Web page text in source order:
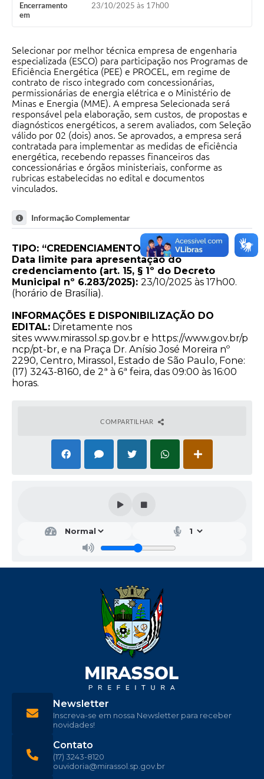
Encerramento
em
23/10/2025 às 17h00
Selecionar por melhor técnica empresa de engenharia
especializada (ESCO) para participação nos Programas de
Eficiência Energética (PEE) e PROCEL, em regime de
contrato de risco integrado com concessionárias,
permissionárias de energia elétrica e o Ministério de
Minas e Energia (MME). A empresa Selecionada será
responsável pela elaboração, sem custos, de propostas e
diagnósticos energéticos, a serem avaliados, com Seleção
válido por 02 (dois) anos. Se aprovados, a empresa será
contratada para implementar as medidas de eficiência
energética, recebendo repasses financeiros das
concessionárias e órgãos ministeriais, conforme as
rubricas estabelecidas no edital e documentos
vinculados.
Informação Complementar
TIPO: “CREDENCIAMENTO”
Data limite para apresentação do
credenciamento (art. 15, § 1º do Decreto
Municipal nº 6.283/2025): 23/10/2025 às 17h00.
(horário de Brasília).
INFORMAÇÕES E DISPONIBILIZAÇÃO DO
EDITAL: Diretamente nos
sites www.mirassol.sp.gov.br e https://www.gov.br/p
ncp/pt-br, e na Praça Dr. Anísio José Moreira nº
2290, Centro, Mirassol, Estado de São Paulo, Fone:
(17) 3243-8160, de 2ª à 6ª feira, das 09:00 às 16:00
horas.
COMPARTILHAR
Contato
(17) 3243-8120
ouvidoria@mirassol.sp.gov.br
Newsletter
Inscreva-se em nossa Newsletter para receber
novidades!